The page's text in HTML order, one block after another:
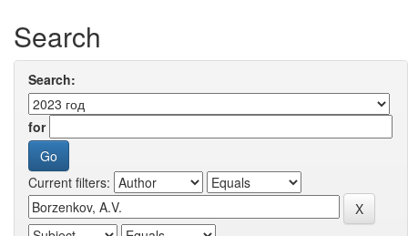
Search
Search:
for
Current filters: